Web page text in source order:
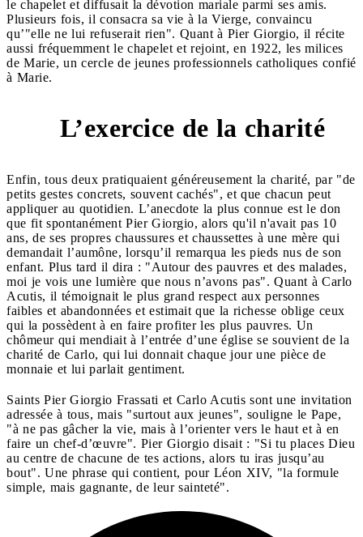
le chapelet et diffusait la dévotion mariale parmi ses amis.
Plusieurs fois, il consacra sa vie à la Vierge, convaincu
qu’"elle ne lui refuserait rien". Quant à Pier Giorgio, il récite
aussi fréquemment le chapelet et rejoint, en 1922, les milices
de Marie, un cercle de jeunes professionnels catholiques confié
à Marie.
L’exercice de la charité
Enfin, tous deux pratiquaient généreusement la charité, par "de
petits gestes concrets, souvent cachés", et que chacun peut
appliquer au quotidien. L’anecdote la plus connue est le don
que fit spontanément Pier Giorgio, alors qu'il n'avait pas 10
ans, de ses propres chaussures et chaussettes à une mère qui
demandait l’aumône, lorsqu’il remarqua les pieds nus de son
enfant. Plus tard il dira : "Autour des pauvres et des malades,
moi je vois une lumière que nous n’avons pas". Quant à Carlo
Acutis, il témoignait le plus grand respect aux personnes
faibles et abandonnées et estimait que la richesse oblige ceux
qui la possèdent à en faire profiter les plus pauvres. Un
chômeur qui mendiait à l’entrée d’une église se souvient de la
charité de Carlo, qui lui donnait chaque jour une pièce de
monnaie et lui parlait gentiment.
Saints Pier Giorgio Frassati et Carlo Acutis sont une invitation
adressée à tous, mais "surtout aux jeunes", souligne le Pape,
"à ne pas gâcher la vie, mais à l’orienter vers le haut et à en
faire un chef-d’œuvre". Pier Giorgio disait : "Si tu places Dieu
au centre de chacune de tes actions, alors tu iras jusqu’au
bout". Une phrase qui contient, pour Léon XIV, "la formule
simple, mais gagnante, de leur sainteté".